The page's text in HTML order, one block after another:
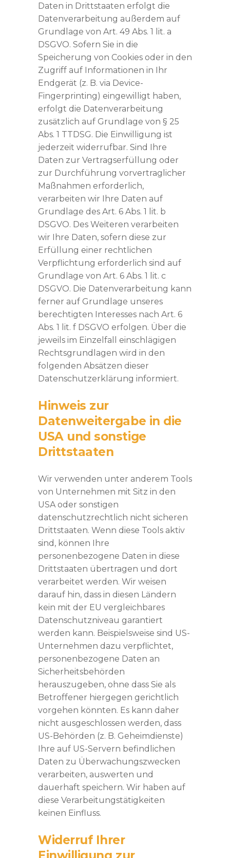
Daten in Drittstaaten erfolgt die
Datenverarbeitung außerdem auf
Grundlage von Art. 49 Abs. 1 lit. a
DSGVO. Sofern Sie in die
Speicherung von Cookies oder in den
Zugriff auf Informationen in Ihr
Endgerät (z. B. via Device-
Fingerprinting) eingewilligt haben,
erfolgt die Datenverarbeitung
zusätzlich auf Grundlage von § 25
Abs. 1 TTDSG. Die Einwilligung ist
jederzeit widerrufbar. Sind Ihre
Daten zur Vertragserfüllung oder
zur Durchführung vorvertraglicher
Maßnahmen erforderlich,
verarbeiten wir Ihre Daten auf
Grundlage des Art. 6 Abs. 1 lit. b
DSGVO. Des Weiteren verarbeiten
wir Ihre Daten, sofern diese zur
Erfüllung einer rechtlichen
Verpflichtung erforderlich sind auf
Grundlage von Art. 6 Abs. 1 lit. c
DSGVO. Die Datenverarbeitung kann
ferner auf Grundlage unseres
berechtigten Interesses nach Art. 6
Abs. 1 lit. f DSGVO erfolgen. Über die
jeweils im Einzelfall einschlägigen
Rechtsgrundlagen wird in den
folgenden Absätzen dieser
Datenschutzerklärung informiert.
Hinweis zur
Datenweitergabe in die
USA und sonstige
Drittstaaten
Wir verwenden unter anderem Tools
von Unternehmen mit Sitz in den
USA oder sonstigen
datenschutzrechtlich nicht sicheren
Drittstaaten. Wenn diese Tools aktiv
sind, können Ihre
personenbezogene Daten in diese
Drittstaaten übertragen und dort
verarbeitet werden. Wir weisen
darauf hin, dass in diesen Ländern
kein mit der EU vergleichbares
Datenschutzniveau garantiert
werden kann. Beispielsweise sind US-
Unternehmen dazu verpflichtet,
personenbezogene Daten an
Sicherheitsbehörden
herauszugeben, ohne dass Sie als
Betroffener hiergegen gerichtlich
vorgehen könnten. Es kann daher
nicht ausgeschlossen werden, dass
US-Behörden (z. B. Geheimdienste)
Ihre auf US-Servern befindlichen
Daten zu Überwachungszwecken
verarbeiten, auswerten und
dauerhaft speichern. Wir haben auf
diese Verarbeitungstätigkeiten
keinen Einfluss.
Widerruf Ihrer